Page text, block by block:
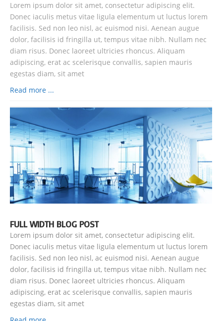
Lorem ipsum dolor sit amet, consectetur adipiscing elit.
Donec iaculis metus vitae ligula elementum ut luctus lorem
facilisis. Sed non leo nisl, ac euismod nisi. Aenean augue
dolor, facilisis id fringilla ut, tempus vitae nibh. Nullam nec
diam risus. Donec laoreet ultricies rhoncus. Aliquam
adipiscing, erat ac scelerisque convallis, sapien mauris
egestas diam, sit amet
Read more ...
FULL WIDTH BLOG POST
Lorem ipsum dolor sit amet, consectetur adipiscing elit.
Donec iaculis metus vitae ligula elementum ut luctus lorem
facilisis. Sed non leo nisl, ac euismod nisi. Aenean augue
dolor, facilisis id fringilla ut, tempus vitae nibh. Nullam nec
diam risus. Donec laoreet ultricies rhoncus. Aliquam
adipiscing, erat ac scelerisque convallis, sapien mauris
egestas diam, sit amet